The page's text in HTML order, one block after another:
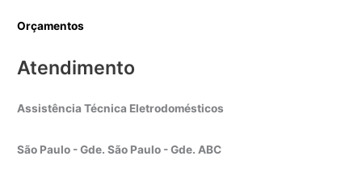
Orçamentos
Atendimento
Assistência Técnica Eletrodomésticos
São Paulo - Gde. São Paulo - Gde. ABC